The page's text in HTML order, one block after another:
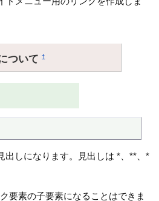
ついて†
出しになります。見出しは *、**、*
要素の子要素になることはできま